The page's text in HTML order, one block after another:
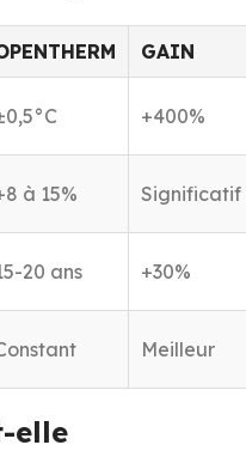
GAIN
+400%
à 15% Significatif
20 ans +30%
Meilleur
elle